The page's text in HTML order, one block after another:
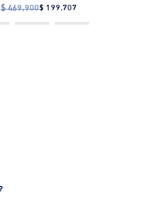
$ 469.900$ 199.707